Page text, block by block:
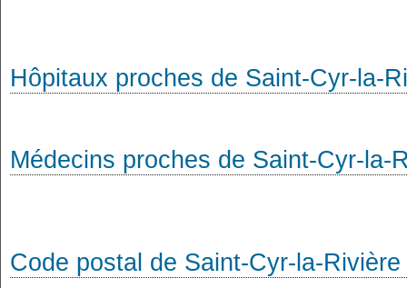
Hôpitaux proches de Saint-Cyr-la-
Médecins proches de Saint-Cyr-la-
Code postal de Saint-Cyr-la-Rivière